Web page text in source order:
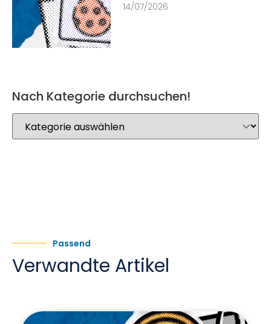
14/07/2026
Nach Kategorie durchsuchen!
Passend
Verwandte Artikel